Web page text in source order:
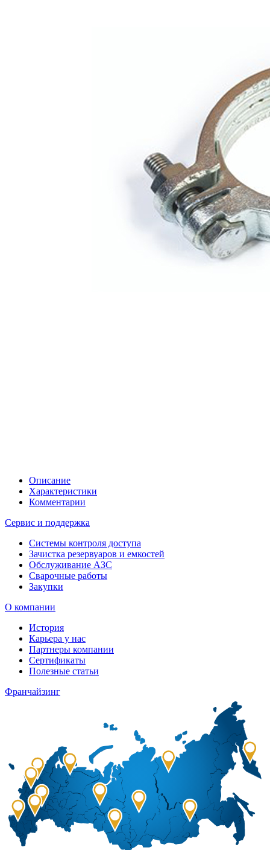
Описание
Характеристики
Комментарии
Сервис и поддержка
Системы контроля доступа
Зачистка резервуаров и емкостей
Обслуживание АЗС
Сварочные работы
Закупки
О компании
История
Карьера у нас
Партнеры компании
Сертификаты
Полезные статьи
Франчайзинг